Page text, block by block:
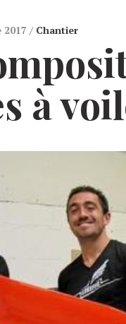
2017 Chantier
à